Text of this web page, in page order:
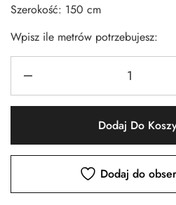
Szerokość: 150 cm
Wpisz ile metrów potrzebujesz:
Dodaj Do
Dodaj do